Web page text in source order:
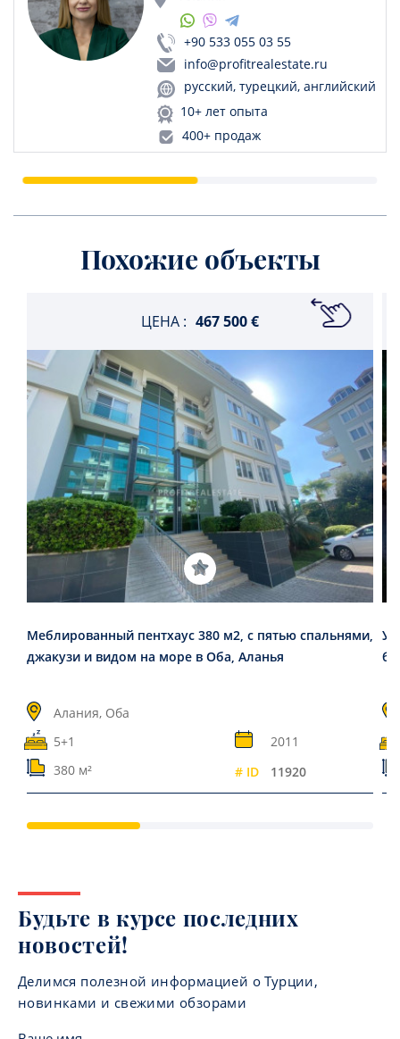
+90 533 055 03 55
info@profitrealestate.ru
русский, турецкий, английский
10+ лет опыта
400+ продаж
Похожие объекты
ЦЕНА : 467 500 €
Меблированный пентхаус 380 м2, с пятью спальнями,
джакузи и видом на море в Оба, Аланья
Алания, Оба
5+1
2011
380 м²
# ID 11920
Будьте в курсе последних
новостей!
Делимся полезной информацией о Турции,
новинками и свежими обзорами